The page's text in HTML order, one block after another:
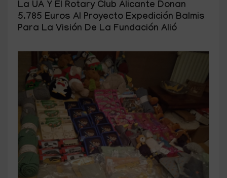
La UA Y El Rotary Club Alicante Donan
5.785 Euros Al Proyecto Expedición Balmis
Para La Visión De La Fundación Alió